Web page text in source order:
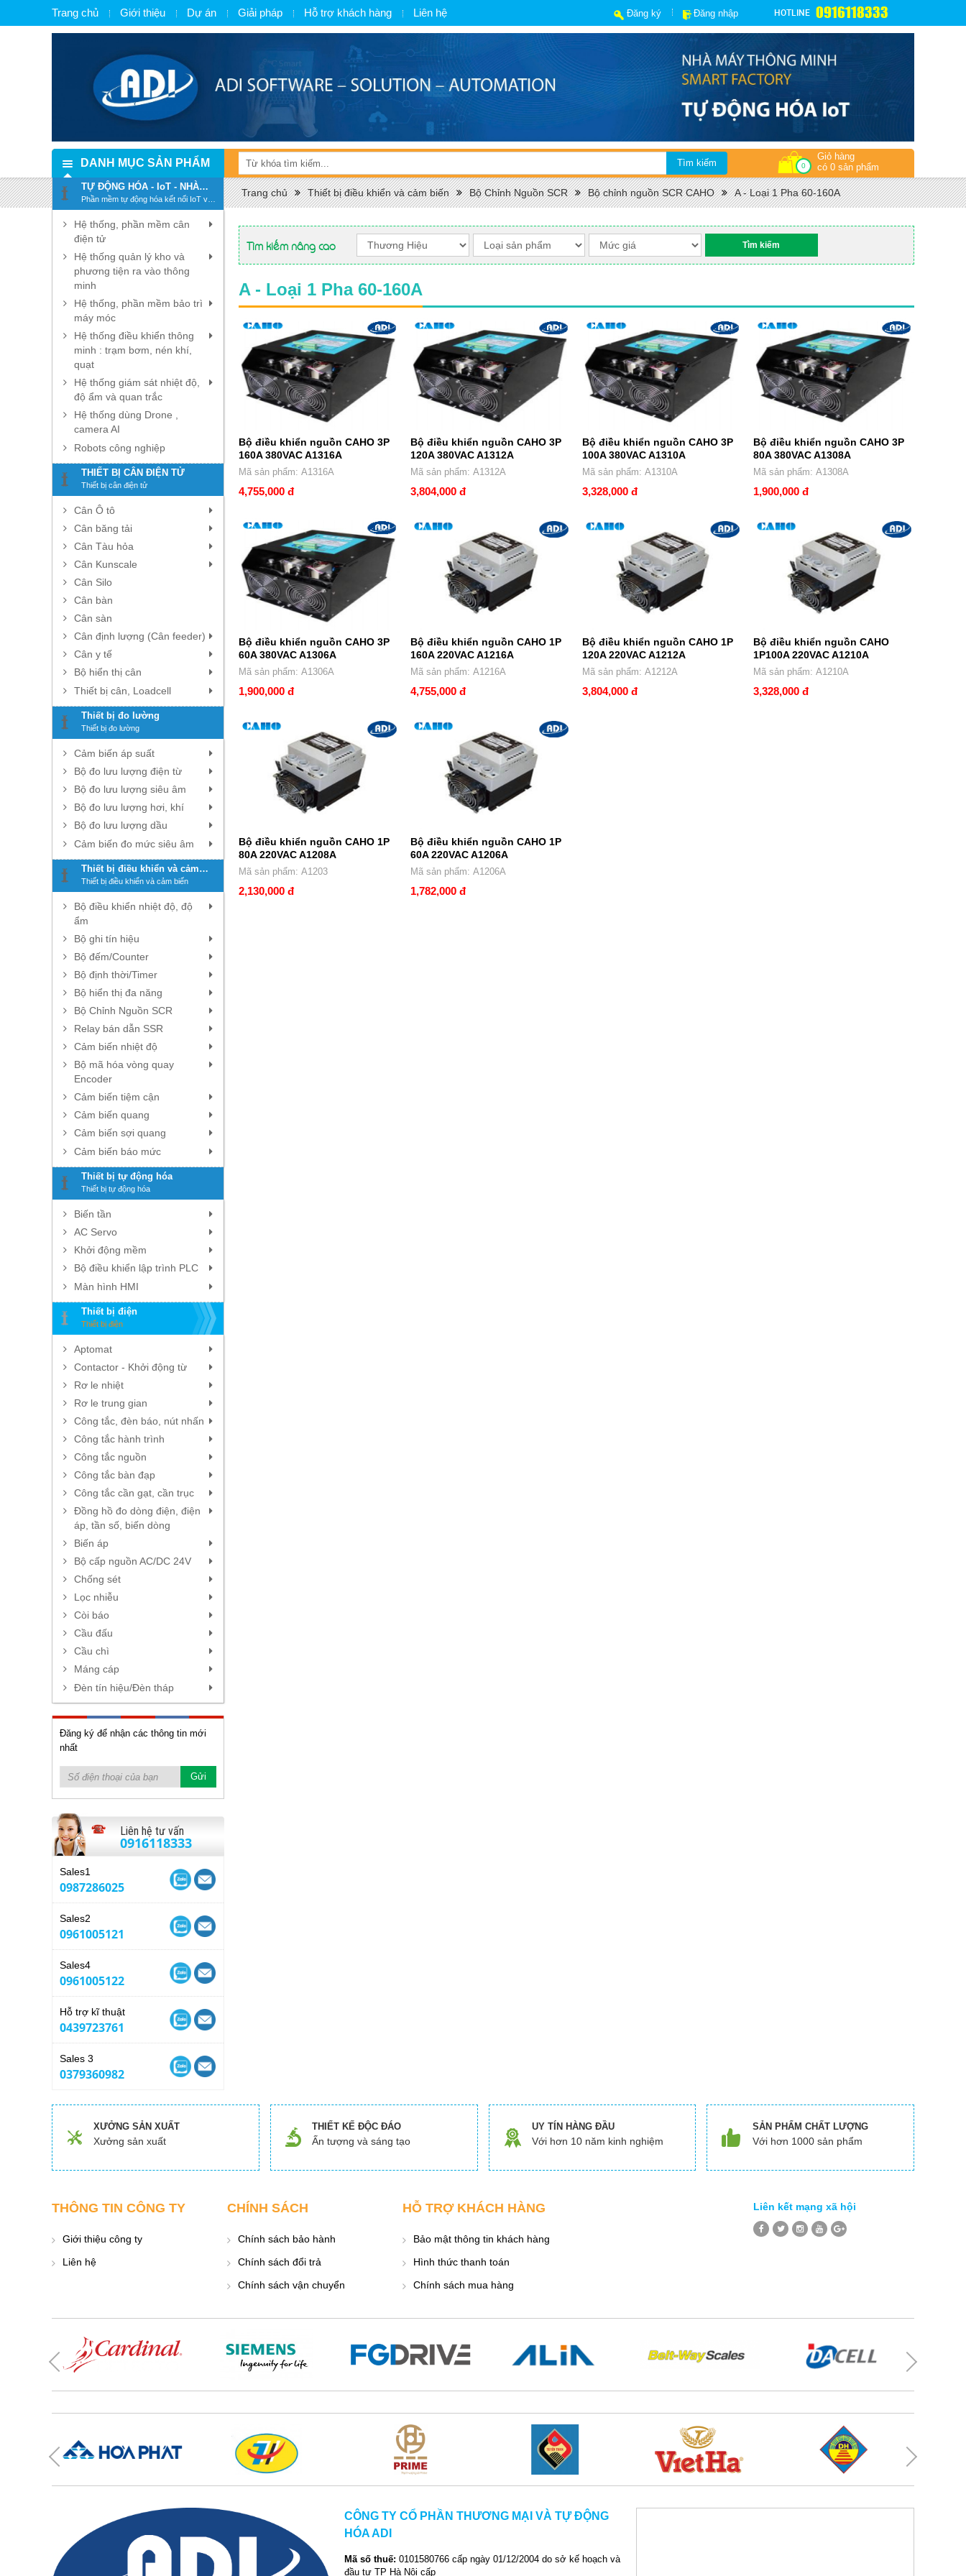
Trang chủ Giới thiệu Dự án Giải pháp Hỗ trợ khách hàng Liên hệ Đăng ký Đăng nhập HOTLINE 0916118333
DANH MỤC SẢN PHẨM
TỰ ĐỘNG HÓA - IoT - NHÀ
MÁY THÔNG MINH - SMART
FACTORY
Phần mềm tự động hóa kết nối IoT và
chuyển đổi số, số hóa
Hệ thống, phần mềm cân
điện tử
Hệ thống quản lý kho và
phương tiện ra vào thông
minh
Hệ thống, phần mềm bảo trì
máy móc
Hệ thống điều khiển thông
minh : trạm bơm, nén khí,
quạt
Hệ thống giám sát nhiệt độ,
độ ẩm và quan trắc
Hệ thống dùng Drone ,
camera AI
Robots công nghiệp
THIẾT BỊ CÂN ĐIỆN TỬ
Thiết bị cân điện tử
Cân Ô tô
Cân băng tải
Cân Tàu hỏa
Cân Kunscale
Cân Silo
Cân bàn
Cân sàn
Cân định lượng (Cân feeder)
Cân y tế
Bộ hiển thị cân
Thiết bị cân, Loadcell
Thiết bị đo lường
Thiết bị đo lường
Cảm biến áp suất
Bộ đo lưu lượng điện từ
Bộ đo lưu lượng siêu âm
Bộ đo lưu lượng hơi, khí
Bộ đo lưu lượng dầu
Cảm biến đo mức siêu âm
Thiết bị điều khiển và cảm
biến
Thiết bị điều khiển và cảm biến
Bộ điều khiển nhiệt độ, độ
ẩm
Bộ ghi tín hiệu
Bộ đếm/Counter
Bộ định thời/Timer
Bộ hiển thị đa năng
Bộ Chỉnh Nguồn SCR
Relay bán dẫn SSR
Cảm biến nhiệt độ
Bộ mã hóa vòng quay
Encoder
Cảm biến tiệm cận
Cảm biến quang
Cảm biến sợi quang
Cảm biến báo mức
Thiết bị tự động hóa
Thiết bị tự động hóa
Biến tần
AC Servo
Khởi động mềm
Bộ điều khiển lập trình PLC
Màn hình HMI
Thiết bị điện
Thiết bị điện
Aptomat
Contactor - Khởi động từ
Rơ le nhiệt
Rơ le trung gian
Công tắc, đèn báo, nút nhấn
Công tắc hành trình
Công tắc nguồn
Công tắc bàn đạp
Công tắc cần gạt, cần trục
Đồng hồ đo dòng điện, điện
áp, tần số, biến dòng
Biến áp
Bộ cấp nguồn AC/DC 24V
Chống sét
Lọc nhiễu
Còi báo
Cầu đấu
Cầu chì
Máng cáp
Đèn tín hiệu/Đèn tháp
0
Giỏ hàng
có 0 sản phẩm
Trang chủ Thiết bị điều khiển và cảm biến Bộ Chỉnh Nguồn SCR Bộ chỉnh nguồn SCR CAHO A - Loại 1 Pha 60-160A
Đăng ký để nhận các thông tin mới
nhất
Liên hệ tư vấn
0916118333
Sales1
0987286025
Sales2
0961005121
Sales4
0961005122
Hỗ trợ kĩ thuật
0439723761
Sales 3
0379360982
Tìm kiếm nâng cao
A - Loại 1 Pha 60-160A
Bộ điều khiển nguồn CAHO 3P
160A 380VAC A1316A
Mã sản phẩm: A1316A
4,755,000 đ
Bộ điều khiển nguồn CAHO 3P
120A 380VAC A1312A
Mã sản phẩm: A1312A
3,804,000 đ
Bộ điều khiển nguồn CAHO 3P
100A 380VAC A1310A
Mã sản phẩm: A1310A
3,328,000 đ
Bộ điều khiển nguồn CAHO 3P
80A 380VAC A1308A
Mã sản phẩm: A1308A
1,900,000 đ
Bộ điều khiển nguồn CAHO 3P
60A 380VAC A1306A
Mã sản phẩm: A1306A
1,900,000 đ
Bộ điều khiển nguồn CAHO 1P
160A 220VAC A1216A
Mã sản phẩm: A1216A
4,755,000 đ
Bộ điều khiển nguồn CAHO 1P
120A 220VAC A1212A
Mã sản phẩm: A1212A
3,804,000 đ
Bộ điều khiển nguồn CAHO
1P100A 220VAC A1210A
Mã sản phẩm: A1210A
3,328,000 đ
Bộ điều khiển nguồn CAHO 1P
80A 220VAC A1208A
Mã sản phẩm: A1203
2,130,000 đ
Bộ điều khiển nguồn CAHO 1P
60A 220VAC A1206A
Mã sản phẩm: A1206A
1,782,000 đ
XƯỞNG SẢN XUẤT
Xưởng sản xuất
THIẾT KẾ ĐỘC ĐÁO
Ấn tượng và sáng tạo
UY TÍN HÀNG ĐẦU
Với hơn 10 năm kinh nghiệm
SẢN PHẨM CHẤT LƯỢNG
Với hơn 1000 sản phẩm
THÔNG TIN CÔNG TY
Giới thiệu công ty
Liên hệ
CHÍNH SÁCH
Chính sách bảo hành
Chính sách đổi trả
Chính sách vận chuyển
HỖ TRỢ KHÁCH HÀNG
Bảo mật thông tin khách hàng
Hình thức thanh toán
Chính sách mua hàng
Liên kết mạng xã hội
CÔNG TY CỔ PHẦN THƯƠNG MẠI VÀ TỰ ĐỘNG
HÓA ADI
Mã số thuế: 0101580766 cấp ngày 01/12/2004 do sở kế hoạch và
đầu tư TP Hà Nội cấp